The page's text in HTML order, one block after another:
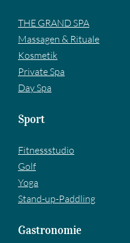
THE GRAND SPA
Massagen & Rituale
Kosmetik
Private Spa
Day Spa
Sport
Fitnessstudio
Golf
Yoga
Stand-up-Paddling
Gastronomie